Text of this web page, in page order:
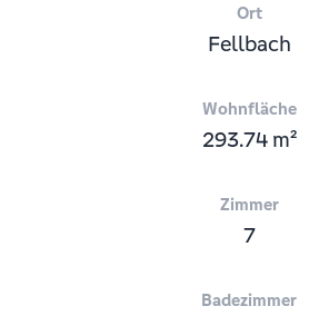
Ort
Fellbach
Wohnfläche
293.74 m²
Zimmer
7
Badezimmer